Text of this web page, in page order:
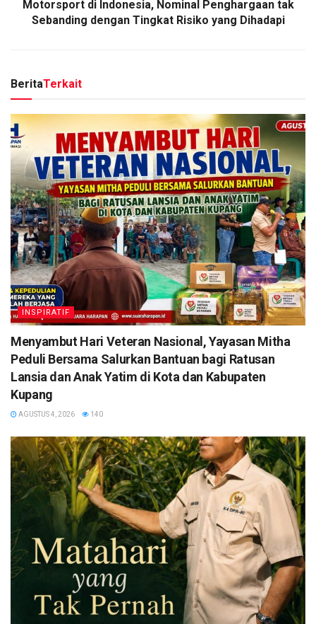
Motorsport di Indonesia, Nominal Penghargaan tak
Sebanding dengan Tingkat Risiko yang Dihadapi
BeritaTerkait
INSPIRATIF
​Menyambut Hari Veteran Nasional, Yayasan Mitha
Peduli Bersama Salurkan Bantuan bagi Ratusan
Lansia dan Anak Yatim di Kota dan Kabupaten
Kupang
AGUSTUS 4, 2026 140